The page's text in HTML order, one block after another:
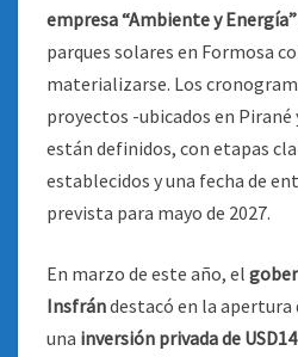
empresa “Ambiente y Energía”
parques solares en Formosa
materializarse. Los
proyectos -ubicados en Pirané
están definidos, con etapas
establecidos y una fecha de
prevista para mayo de 2027.
En marzo de este año, el
Insfrándestacó en la apertura
una inversión privada de